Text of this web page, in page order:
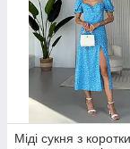
Міді сукня з